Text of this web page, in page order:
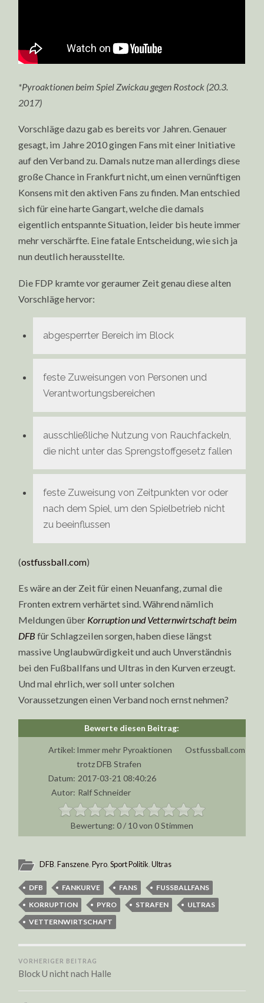
*Pyroaktionen beim Spiel Zwickau gegen Rostock (20.3.
2017)
Vorschläge dazu gab es bereits vor Jahren. Genauer
gesagt, im Jahre 2010 gingen Fans mit einer Initiative
auf den Verband zu. Damals nutze man allerdings diese
große Chance in Frankfurt nicht, um einen vernünftigen
Konsens mit den aktiven Fans zu finden. Man entschied
sich für eine harte Gangart, welche die damals
eigentlich entspannte Situation, leider bis heute immer
mehr verschärfte. Eine fatale Entscheidung, wie sich ja
nun deutlich herausstellte.
Die FDP kramte vor geraumer Zeit genau diese alten
Vorschläge hervor:
abgesperrter Bereich im Block
feste Zuweisungen von Personen und
Verantwortungsbereichen
ausschließliche Nutzung von Rauchfackeln,
die nicht unter das Sprengstoffgesetz fallen
feste Zuweisung von Zeitpunkten vor oder
nach dem Spiel, um den Spielbetrieb nicht
zu beeinflussen
(ostfussball.com)
Es wäre an der Zeit für einen Neuanfang, zumal die
Fronten extrem verhärtet sind. Während nämlich
Meldungen über Korruption und Vetternwirtschaft beim
DFB für Schlagzeilen sorgen, haben diese längst
massive Unglaubwürdigkeit und auch Unverständnis
bei den Fußballfans und Ultras in den Kurven erzeugt.
Und mal ehrlich, wer soll unter solchen
Voraussetzungen einen Verband noch ernst nehmen?
Artikel: Immer mehr Pyroaktionen
trotz DFB Strafen
Ostfussball.com
Datum: 2017-03-21 08:40:26
Autor: Ralf Schneider
0/ 10von 0Stimmen
DFB,Fanszene,Pyro,Sport Politik,Ultras
DFB FANKURVE FANS
FUSSBALLFANS
KORRUPTION
PYRO STRAFEN
ULTRAS
VETTERNWIRTSCHAFT
VORHERIGER BEITRAG
Block U nicht nach Halle